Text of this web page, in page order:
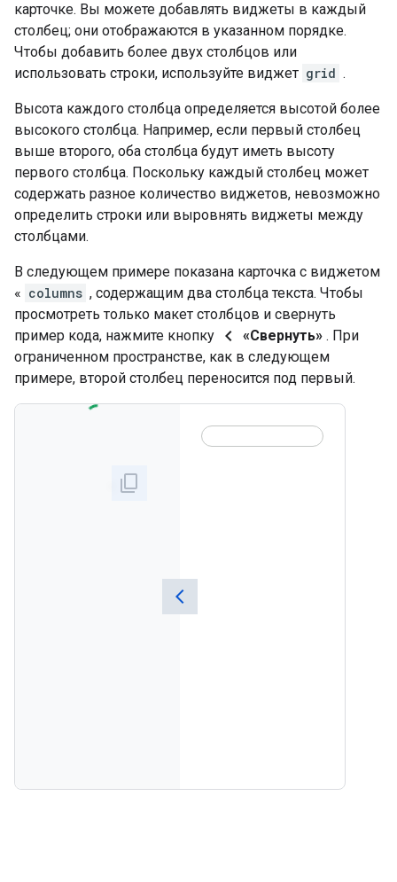
карточке. Вы можете добавлять виджеты в каждый
столбец; они отображаются в указанном порядке.
Чтобы добавить более двух столбцов или
использовать строки, используйте виджет grid .
Высота каждого столбца определяется высотой более
высокого столбца. Например, если первый столбец
выше второго, оба столбца будут иметь высоту
первого столбца. Поскольку каждый столбец может
содержать разное количество виджетов, невозможно
определить строки или выровнять виджеты между
столбцами.
В следующем примере показана карточка с виджетом
« columns , содержащим два столбца текста. Чтобы
просмотреть только макет столбцов и свернуть
пример кода, нажмите кнопку
chevron_left «Свернуть» . При
ограниченном пространстве, как в следующем
примере, второй столбец переносится под первый.